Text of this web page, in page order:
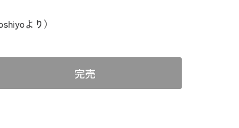
より）
完売